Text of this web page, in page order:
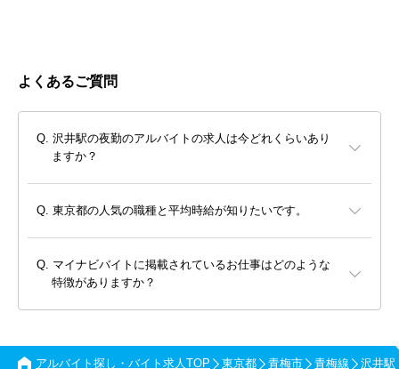
よくあるご質問
沢井駅の夜勤のアルバイトの求人は今どれくらいあり
ますか？
東京都の人気の職種と平均時給が知りたいです。
マイナビバイトに掲載されているお仕事はどのような
特徴がありますか？
アルバイト探し・バイト求人TOP 東京都 青梅市 青梅線 沢井駅